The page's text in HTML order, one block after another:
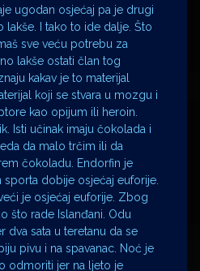
ugodan osjećaj pa je drugi
lakše. I tako to ide dalje. Što
sve veću potrebu za
lakše ostati član tog
kakav je to materijal
koji se stvara u mozgu i
kao opijum ili heroin.
Isti učinak imaju čokolada i
da malo trčim ili da
čokoladu. Endorfin je
sporta dobije osjećaj euforije.
je osjećaj euforije. Zbog
što rade Islanđani. Odu
dva sata u teretanu da se
pivu i na spavanac. Noć je
odmoriti jer na ljeto je